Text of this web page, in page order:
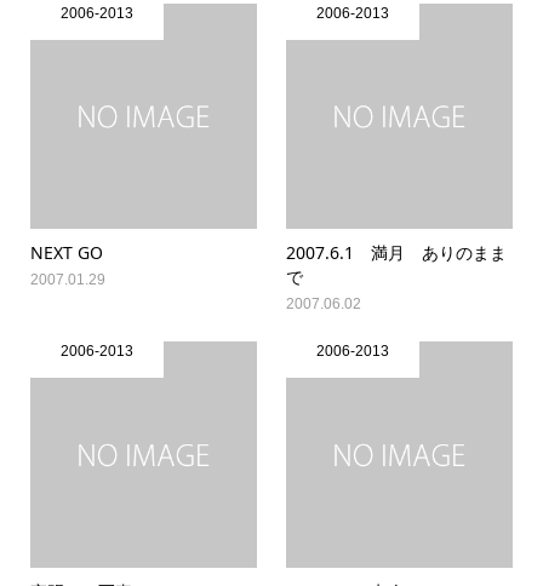
2006-2013
NEXT GO
2007.01.29
2006-2013
2007.6.1 満月 ありのまま
で
2007.06.02
2006-2013 2006-2013